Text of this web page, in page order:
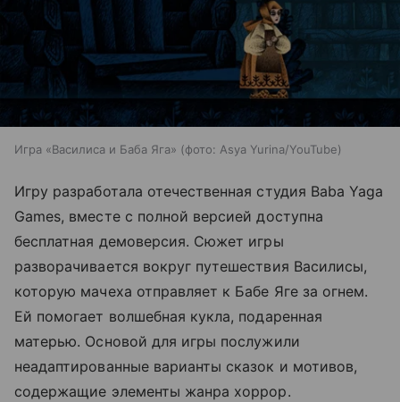
Игра «Василиса и Баба Яга» (фото: Asya Yurina/YouTube)
Игру разработала отечественная студия Baba Yaga
Games, вместе с полной версией доступна
бесплатная демоверсия. Сюжет игры
разворачивается вокруг путешествия Василисы,
которую мачеха отправляет к Бабе Яге за огнем.
Ей помогает волшебная кукла, подаренная
матерью. Основой для игры послужили
неадаптированные варианты сказок и мотивов,
содержащие элементы жанра хоррор.